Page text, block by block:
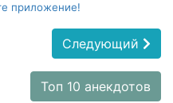
приложение!
Следующий
Топ 10 анекдотов